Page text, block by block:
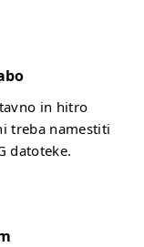
in hitro
treba namestiti
datoteke.